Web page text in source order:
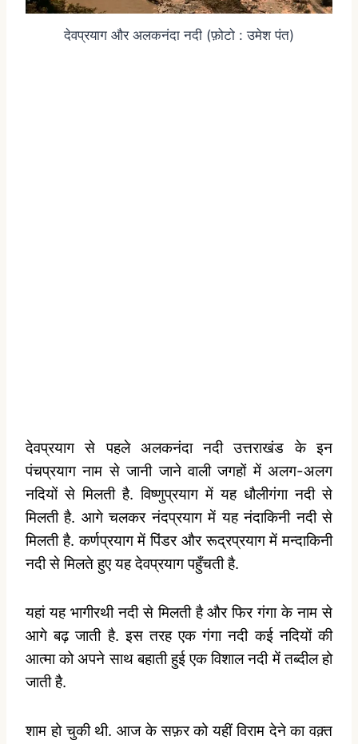
देवप्रयाग और अलकनंदा नदी (फ़ोटो : उमेश पंत)
देवप्रयाग से पहले अलकनंदा नदी उत्तराखंड के इन
पंचप्रयाग नाम से जानी जाने वाली जगहों में अलग-अलग
नदियों से मिलती है. विष्णुप्रयाग में यह धौलीगंगा नदी से
मिलती है. आगे चलकर नंदप्रयाग में यह नंदाकिनी नदी से
मिलती है. कर्णप्रयाग में पिंडर और रूद्रप्रयाग में मन्दाकिनी
नदी से मिलते हुए यह देवप्रयाग पहुँचती है.
यहां यह भागीरथी नदी से मिलती है और फिर गंगा के नाम से
आगे बढ़ जाती है. इस तरह एक गंगा नदी कई नदियों की
आत्मा को अपने साथ बहाती हुई एक विशाल नदी में तब्दील हो
जाती है.
शाम हो चुकी थी. आज के सफ़र को यहीं विराम देने का वक़्त